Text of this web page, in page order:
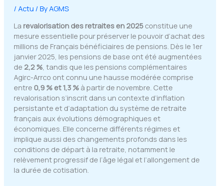
/ Actu / ByAGMS
La revalorisation des retraites en 2025constitue une
mesure essentielle pour préserver le pouvoir d’achat des
millions de Français bénéficiaires de pensions. Dès le 1er
janvier 2025, les pensions de base ont été augmentées
de 2,2 %, tandis que les pensions complémentaires
Agirc-Arrco ont connu une hausse modérée comprise
entre 0,9 % et 1,3 %à partir de novembre. Cette
revalorisation s’inscrit dans un contexte d’inflation
persistante et d’adaptation du système de retraite
français aux évolutions démographiques et
économiques. Elle concerne différents régimes et
implique aussi des changements profonds dans les
conditions de départ à la retraite, notamment le
relèvement progressif de l’âge légal et l’allongement de
la durée de cotisation.